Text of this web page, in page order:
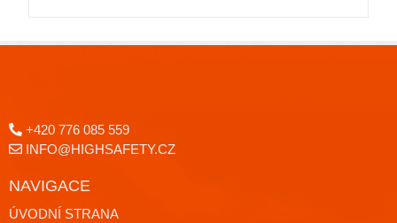
+420 776 085 559
INFO@HIGHSAFETY.CZ
NAVIGACE
ÚVODNÍ STRANA